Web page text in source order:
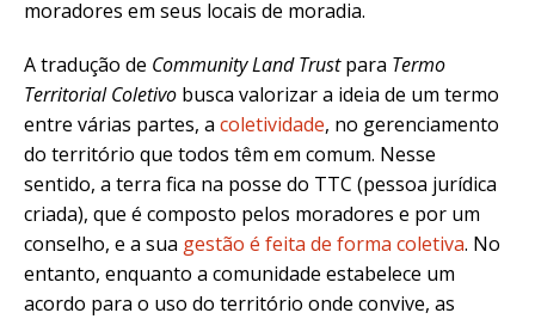
moradores em seus locais de moradia.
A tradução de Community Land Trustpara Termo
Territorial Coletivo busca valorizar a ideia de um termo
entre várias partes, a coletividade, no gerenciamento
do território que todos têm em comum. Nesse
sentido, a terra fica na posse do TTC (pessoa jurídica
criada), que é composto pelos moradores e por um
conselho, e a sua gestão é feita de forma coletiva. No
entanto, enquanto a comunidade estabelece um
acordo para o uso do território onde convive, as